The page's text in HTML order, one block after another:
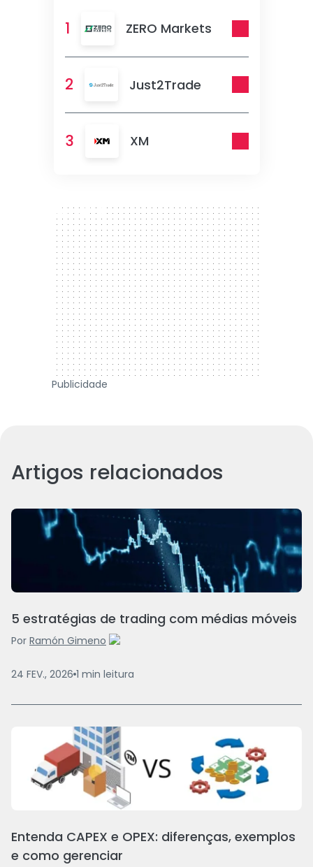
1 ZERO Markets
2 Just2Trade
3 XM
300 x 250
Publicidade
Artigos relacionados
5 estratégias de trading com médias móveis
Por Ramón Gimeno
24 FEV., 2026 1 min leitura
Entenda CAPEX e OPEX: diferenças, exemplos
e como gerenciar